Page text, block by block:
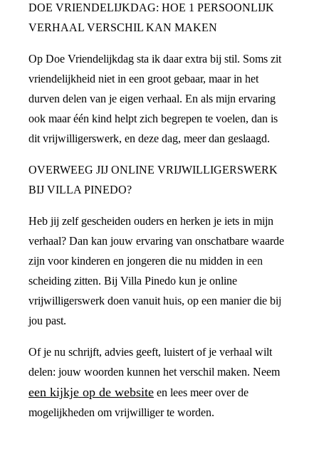
DOE VRIENDELIJKDAG: HOE 1 PERSOONLIJK
VERHAAL VERSCHIL KAN MAKEN
Op Doe Vriendelijkdag sta ik daar extra bij stil. Soms zit
vriendelijkheid niet in een groot gebaar, maar in het
durven delen van je eigen verhaal. En als mijn ervaring
ook maar één kind helpt zich begrepen te voelen, dan is
dit vrijwilligerswerk, en deze dag, meer dan geslaagd.
OVERWEEG JIJ ONLINE VRIJWILLIGERSWERK
BIJ VILLA PINEDO?
Heb jij zelf gescheiden ouders en herken je iets in mijn
verhaal? Dan kan jouw ervaring van onschatbare waarde
zijn voor kinderen en jongeren die nu midden in een
scheiding zitten. Bij Villa Pinedo kun je online
vrijwilligerswerk doen vanuit huis, op een manier die bij
jou past.
Of je nu schrijft, advies geeft, luistert of je verhaal wilt
delen: jouw woorden kunnen het verschil maken. Neem
een kijkje op de website en lees meer over de
mogelijkheden om vrijwilliger te worden.